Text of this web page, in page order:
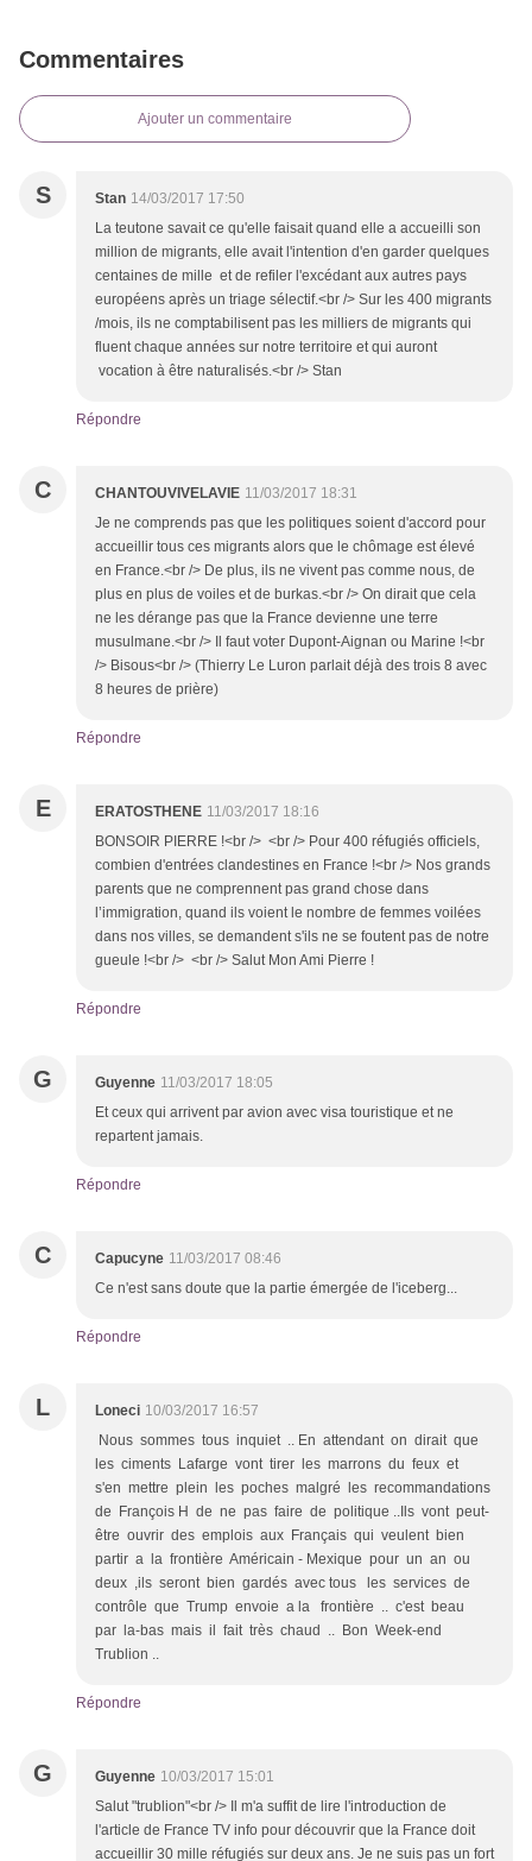
Commentaires
Ajouter un commentaire
S Stan 14/03/2017 17:50
La teutone savait ce qu'elle faisait quand elle a accueilli son
million de migrants, elle avait l'intention d'en garder quelques
centaines de mille et de refiler l'excédant aux autres pays
européens après un triage sélectif.<br /> Sur les 400 migrants
/mois, ils ne comptabilisent pas les milliers de migrants qui
fluent chaque années sur notre territoire et qui auront
vocation à être naturalisés.<br /> Stan
Répondre
C CHANTOUVIVELAVIE 11/03/2017 18:31
Je ne comprends pas que les politiques soient d'accord pour
accueillir tous ces migrants alors que le chômage est élevé
en France.<br /> De plus, ils ne vivent pas comme nous, de
plus en plus de voiles et de burkas.<br /> On dirait que cela
ne les dérange pas que la France devienne une terre
musulmane.<br /> Il faut voter Dupont-Aignan ou Marine !<br
/> Bisous<br /> (Thierry Le Luron parlait déjà des trois 8 avec
8 heures de prière)
Répondre
E ERATOSTHENE 11/03/2017 18:16
BONSOIR PIERRE !<br /> <br /> Pour 400 réfugiés officiels,
combien d'entrées clandestines en France !<br /> Nos grands
parents que ne comprennent pas grand chose dans
l’immigration, quand ils voient le nombre de femmes voilées
dans nos villes, se demandent s'ils ne se foutent pas de notre
gueule !<br /> <br /> Salut Mon Ami Pierre !
Répondre
G Guyenne 11/03/2017 18:05
Et ceux qui arrivent par avion avec visa touristique et ne
repartent jamais.
Répondre
C Capucyne 11/03/2017 08:46
Ce n'est sans doute que la partie émergée de l'iceberg...
Répondre
L Loneci 10/03/2017 16:57
Nous sommes tous inquiet .. En attendant on dirait que
les ciments Lafarge vont tirer les marrons du feux et
s'en mettre plein les poches malgré les recommandations
de François H de ne pas faire de politique ..Ils vont peut-
être ouvrir des emplois aux Français qui veulent bien
partir a la frontière Américain - Mexique pour un an ou
deux ,ils seront bien gardés avec tous les services de
contrôle que Trump envoie a la frontière .. c'est beau
par la-bas mais il fait très chaud .. Bon Week-end
Trublion ..
Répondre
G Guyenne 10/03/2017 15:01
Salut "trublion"<br /> Il m'a suffit de lire l'introduction de
l'article de France TV info pour découvrir que la France doit
accueillir 30 mille réfugiés sur deux ans. Je ne suis pas un fort